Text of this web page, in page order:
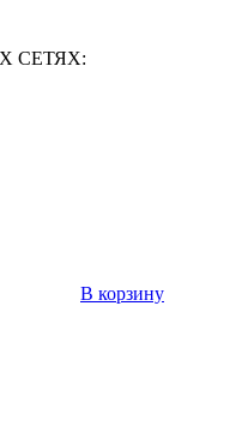
СЕТЯХ:
В корзину